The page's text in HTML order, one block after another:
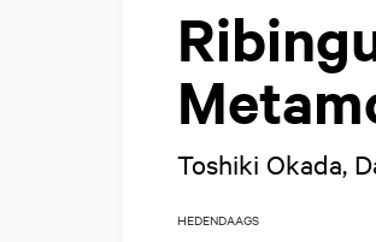
Toshiki Okada,
HEDENDAAGS